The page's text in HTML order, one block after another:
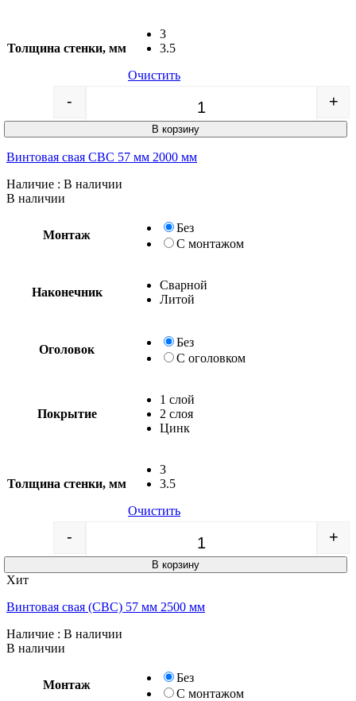
Толщина стенки, мм
3
3.5
Очистить
Quantity
- +
В корзину
Винтовая свая СВС 57 мм 2000 мм
Наличие : В наличии
В наличии
Монтаж
Без
С монтажом
Наконечник
Сварной
Литой
Оголовок
Без
С оголовком
Покрытие
1 слой
2 слоя
Цинк
Толщина стенки, мм
3
3.5
Очистить
Quantity
- +
В корзину
Хит
Винтовая свая (СВС) 57 мм 2500 мм
Наличие : В наличии
В наличии
Монтаж
Без
С монтажом